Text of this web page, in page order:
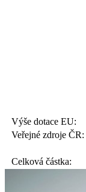
Výše dotace EU:
Veřejné zdroje ČR:
Celková částka: